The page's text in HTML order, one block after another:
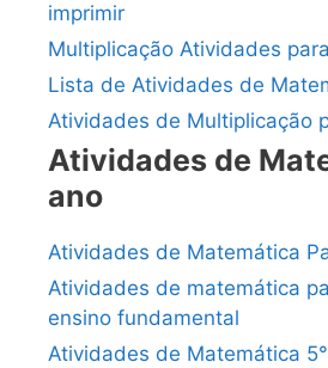
imprimir
Multiplicação Atividades
Lista de Atividades de
Atividades de Multiplicação
Atividades de
ano
Atividades de Matemática
Atividades de matemática
ensino fundamental
Atividades de Matemática